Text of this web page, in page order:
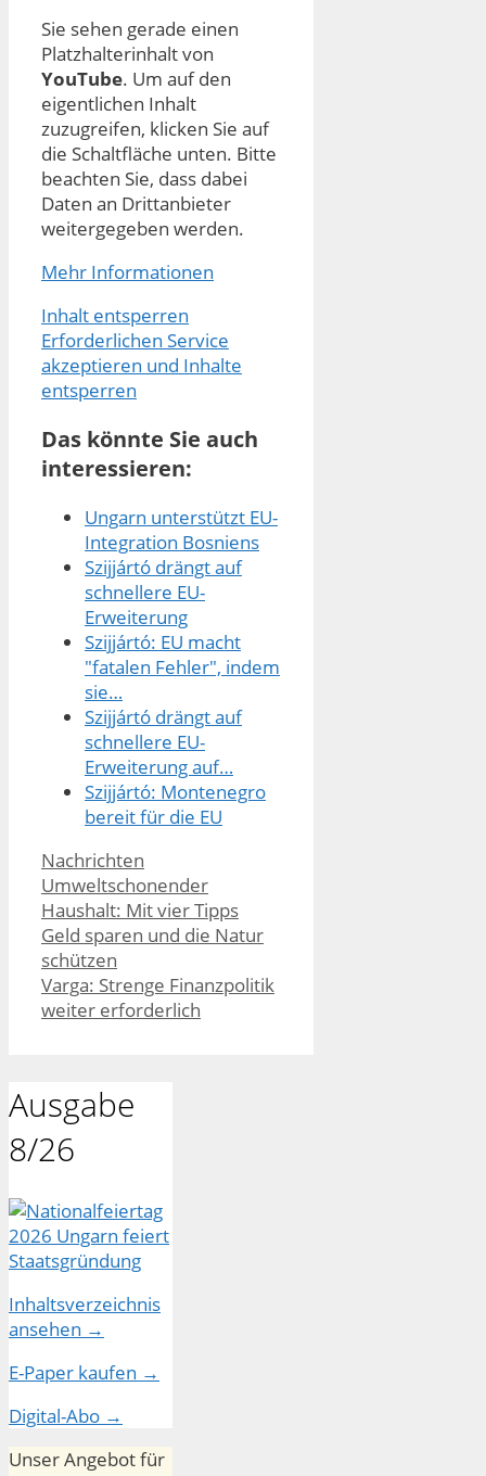
Sie sehen gerade einen
Platzhalterinhalt von
YouTube. Um auf den
eigentlichen Inhalt
zuzugreifen, klicken Sie auf
die Schaltfläche unten. Bitte
beachten Sie, dass dabei
Daten an Drittanbieter
weitergegeben werden.
Mehr Informationen
Inhalt entsperren
Erforderlichen Service
akzeptieren und Inhalte
entsperren
Das könnte Sie auch
interessieren:
Ungarn unterstützt EU-
Integration Bosniens
Szijjártó drängt auf
schnellere EU-
Erweiterung
Szijjártó: EU macht
"fatalen Fehler", indem
sie…
Szijjártó drängt auf
schnellere EU-
Erweiterung auf…
Szijjártó: Montenegro
bereit für die EU
Kategorien
Nachrichten
Umweltschonender
Haushalt: Mit vier Tipps
Geld sparen und die Natur
schützen
Varga: Strenge Finanzpolitik
weiter erforderlich
Ausgabe
8/26
Inhaltsverzeichnis
ansehen →
E-Paper kaufen →
Digital-Abo →
Unser Angebot für